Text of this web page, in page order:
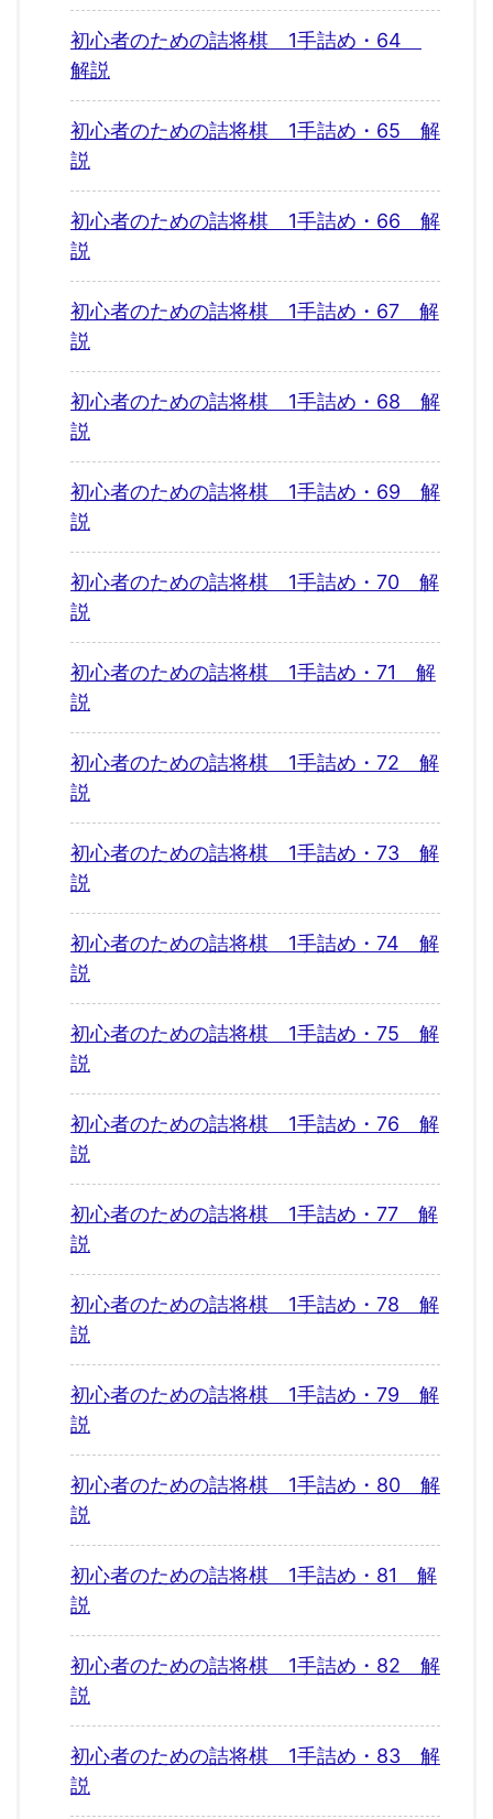
初心者のための詰将棋 1手詰め・64
解説
初心者のための詰将棋 1手詰め・65 解
説
初心者のための詰将棋 1手詰め・66 解
説
初心者のための詰将棋 1手詰め・67 解
説
初心者のための詰将棋 1手詰め・68 解
説
初心者のための詰将棋 1手詰め・69 解
説
初心者のための詰将棋 1手詰め・70 解
説
初心者のための詰将棋 1手詰め・71 解
説
初心者のための詰将棋 1手詰め・72 解
説
初心者のための詰将棋 1手詰め・73 解
説
初心者のための詰将棋 1手詰め・74 解
説
初心者のための詰将棋 1手詰め・75 解
説
初心者のための詰将棋 1手詰め・76 解
説
初心者のための詰将棋 1手詰め・77 解
説
初心者のための詰将棋 1手詰め・78 解
説
初心者のための詰将棋 1手詰め・79 解
説
初心者のための詰将棋 1手詰め・80 解
説
初心者のための詰将棋 1手詰め・81 解
説
初心者のための詰将棋 1手詰め・82 解
説
初心者のための詰将棋 1手詰め・83 解
説